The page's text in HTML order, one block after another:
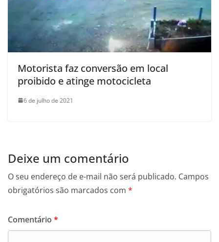
Motorista faz conversão em local
proibido e atinge motocicleta
6 de julho de 2021
Deixe um comentário
O seu endereço de e-mail não será publicado. Campos
obrigatórios são marcados com *
Comentário *